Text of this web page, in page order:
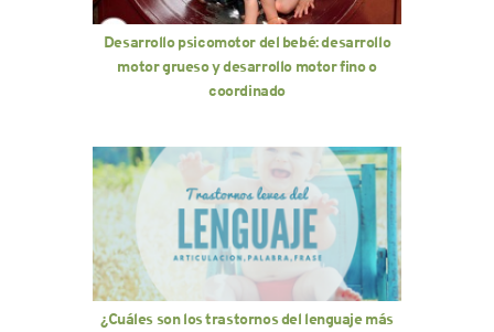
Desarrollo psicomotor del bebé: desarrollo
motor grueso y desarrollo motor fino o
coordinado
¿Cuáles son los trastornos del lenguaje más